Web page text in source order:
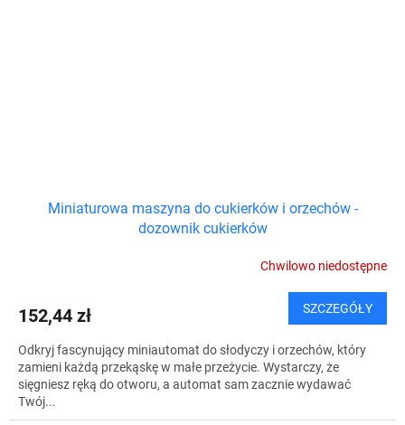
Miniaturowa maszyna do cukierków i orzechów -
dozownik cukierków
Chwilowo niedostępne
152,44 zł SZCZEGÓŁY
Odkryj fascynujący miniautomat do słodyczy i orzechów, który
zamieni każdą przekąskę w małe przeżycie. Wystarczy, że
sięgniesz ręką do otworu, a automat sam zacznie wydawać
Twój...